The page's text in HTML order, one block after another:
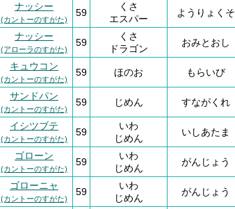
ナッシー
(カントーのすがた)
59
くさ
エスパー
ようりょくそ
ナッシー
(アローラのすがた)
59
くさ
ドラゴン
おみとおし
キュウコン
(カントーのすがた)
59 ほのお もらいび
サンドパン
(カントーのすがた)
59 じめん すながくれ
イシツブテ
(カントーのすがた)
59
いわ
じめん
いしあたま
ゴローン
(カントーのすがた)
59
いわ
じめん
がんじょう
ゴローニャ
(カントーのすがた)
59
いわ
じめん
がんじょう